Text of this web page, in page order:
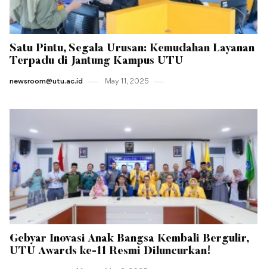
Satu Pintu, Segala Urusan: Kemudahan Layanan
Terpadu di Jantung Kampus UTU
newsroom@utu.ac.id May 11 , 2025
Gebyar Inovasi Anak Bangsa Kembali Bergulir,
UTU Awards ke-11 Resmi Diluncurkan!